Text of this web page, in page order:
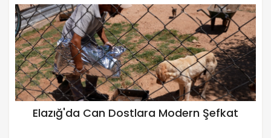
Elazığ'da Can Dostlara Modern Şefkat